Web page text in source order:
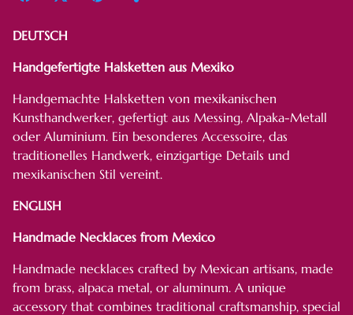
DEUTSCH
Handgefertigte Halsketten aus Mexiko
Handgemachte Halsketten von mexikanischen
Kunsthandwerker, gefertigt aus Messing, Alpaka-Metall
oder Aluminium. Ein besonderes Accessoire, das
traditionelles Handwerk, einzigartige Details und
mexikanischen Stil vereint.
ENGLISH
Handmade Necklaces from Mexico
Handmade necklaces crafted by Mexican artisans, made
from brass, alpaca metal, or aluminum. A unique
accessory that combines traditional craftsmanship, special